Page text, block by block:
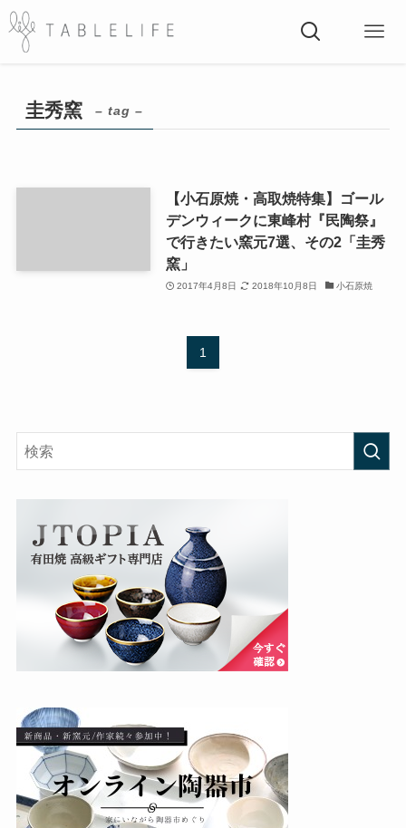
圭秀窯 – tag –
【小石原焼・高取焼特集】ゴール
デンウィークに東峰村『民陶祭』
で行きたい窯元7選、その2「圭秀
窯」
2017年4月8日 2018年10月8日 小石原焼
1